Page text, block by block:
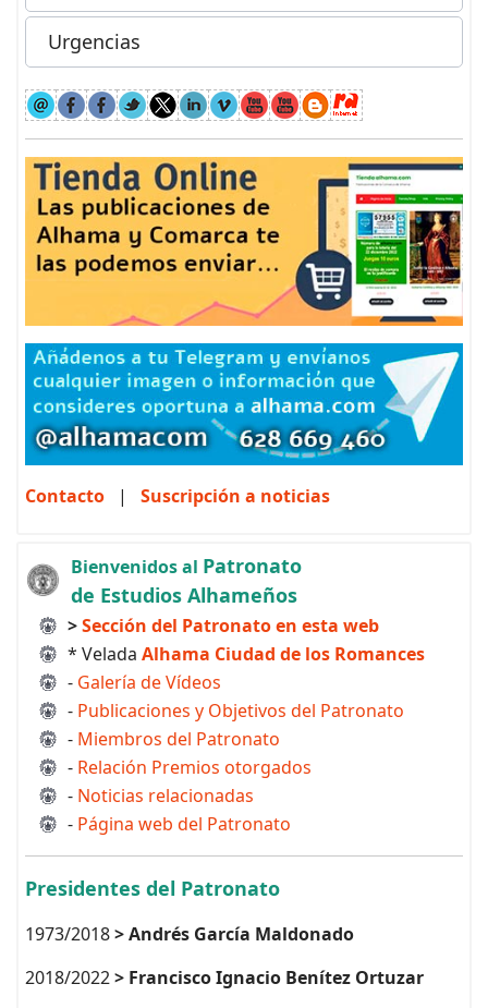
Urgencias
Contacto | Suscripción a noticias
Bienvenidos al Patronato
de Estudios Alhameños
>Sección del Patronato en esta web
* Velada Alhama Ciudad de los Romances
- Galería de Vídeos
- Publicaciones y Objetivos del Patronato
- Miembros del Patronato
- Relación Premios otorgados
- Noticias relacionadas
- Página web del Patronato
Presidentes del Patronato
1973/2018> Andrés García Maldonado
2018/2022> Francisco Ignacio Benítez Ortuzar